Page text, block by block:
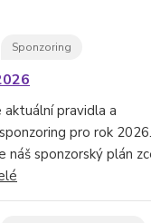
Sponzoring
pravidla a
pro rok 2026.
náš sponzorský plán